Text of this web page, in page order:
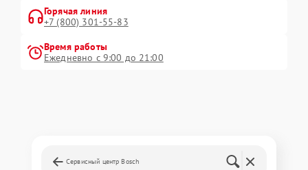
Горячая линия
+7 (800) 301-55-83
Время работы
Ежедневно с 9:00 до 21:00
Сервисный центр Bosch